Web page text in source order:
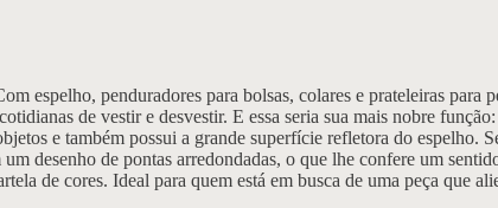
espelho, penduradores para bolsas, colares e prateleiras
de vestir e desvestir. E essa seria sua mais nobre
e também possui a grande superfície refletora do espelho.
desenho de pontas arredondadas, o que lhe confere um
de cores. Ideal para quem está em busca de uma peça que